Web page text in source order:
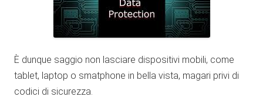
È dunque saggio non lasciare dispositivi mobili, come
tablet, laptop o smatphone in bella vista, magari privi di
codici di sicurezza.